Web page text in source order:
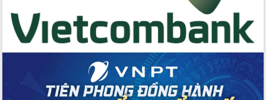
Tập huấn ứng dụng trí tuệ nhân tạo (AI)
trong thương mại điện tử năm 2026
trao đổi thông tin trước Kỳ họp thứ
Quyết liệt cải cách hành chính, khơi